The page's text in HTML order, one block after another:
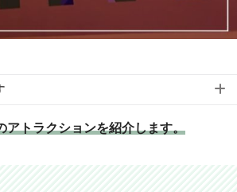
アトラクションを紹介します。